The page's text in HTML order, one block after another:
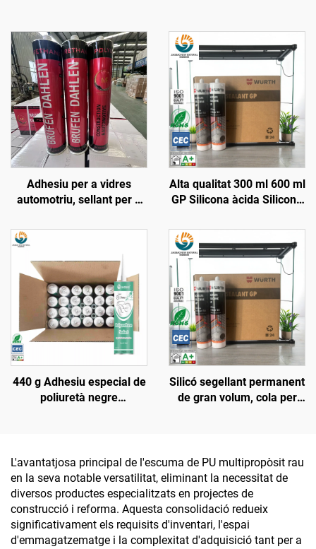
Adhesiu per a vidres
automotriu, sellant per a
juntures, sellant de
silicona poliuretànic Pu
300 ml
Alta qualitat 300 ml 600 ml
GP Silicona àcida Silicona
Wacker Qualitat Adhesiu
monocomponent Preu
440 g Adhesiu especial de
poliuretà negre
de caixa, goma per a
parabrisa del davant
Silicó segellant permanent
de gran volum, cola per
silicó, duració de 9 mesos
L'avantatjosa principal de l'escuma de PU multipropòsit rau
en la seva notable versatilitat, eliminant la necessitat de
diversos productes especialitzats en projectes de
construcció i reforma. Aquesta consolidació redueix
significativament els requisits d'inventari, l'espai
d'emmagatzematge i la complexitat d'adquisició tant per a